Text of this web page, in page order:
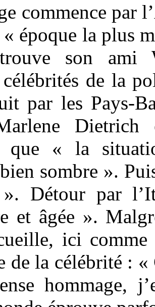
commence par
« époque la plus
son ami
célébrités de la
par les Pays-
que « la
sombre ».
Détour par
et âgée ».
ici
de la célébrité :
hommage,